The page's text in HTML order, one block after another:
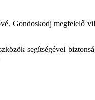
Gondoskodj megfelelő
segítségével